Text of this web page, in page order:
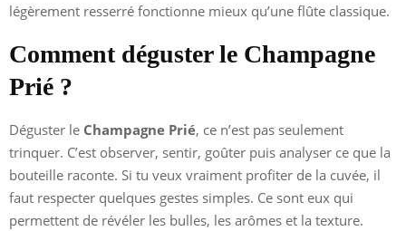
légèrement resserré fonctionne mieux qu’une flûte classique.
Comment déguster le Champagne
Prié ?
Déguster le Champagne Prié, ce n’est pas seulement
trinquer. C’est observer, sentir, goûter puis analyser ce que la
bouteille raconte. Si tu veux vraiment profiter de la cuvée, il
faut respecter quelques gestes simples. Ce sont eux qui
permettent de révéler les bulles, les arômes et la texture.